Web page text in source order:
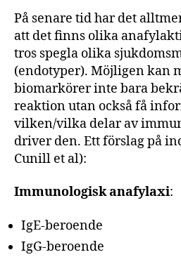
På senare tid har det
att det finns olika
tros spegla olika
(endotyper). Möjligen kan
biomarkörer inte bara
reaktion utan också få
vilken/vilka delar av
driver den. Ett förslag på
Cunill et al):
Immunologisk anafylaxi:
IgE-beroende
IgG-beroende